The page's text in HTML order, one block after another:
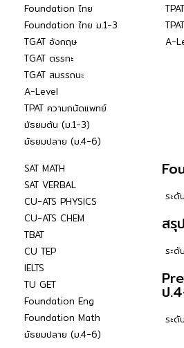
Foundation ไทย
Foundation ไทย ม.1-3
TGAT อังกฤษ
TGAT ตรรกะ
TGAT สมรรถนะ
A-Level
TPAT ความถนัดแพทย์
มัธยมต้น (ม.1-3)
มัธยมปลาย (ม.4-6)
A-
SAT MATH
SAT VERBAL
CU-ATS PHYSICS
CU-ATS CHEM
TBAT
CU TEP
IELTS
TU GET
Foundation Eng
Foundation Math
มัธยมปลาย (ม.4-6)
ระดั
สรุ
ระดั
ป
ระดั